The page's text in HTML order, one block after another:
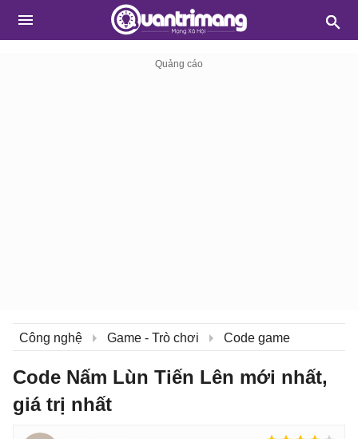
Công nghệ Game - Trò chơi Code game
Code Nấm Lùn Tiến Lên mới nhất,
giá trị nhất